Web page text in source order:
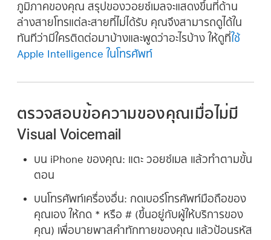
ภูมิภาคของคุณ สรุปของวอยซ์เมลจะแสดงขึ้นที่ด้าน
ล่างสายโทรแต่ละสายที่ไม่ได้รับ คุณจึงสามารถดูได้ใน
ทันทีว่ามีใครติดต่อมาบ้างและพูดว่าอะไรบ้าง ให้ดูที่ใช้
Apple Intelligence ในโทรศัพท์
ตรวจสอบข้อความของคุณเมื่อไม่มี
Visual Voicemail
บน iPhone ของคุณ: แตะ วอยซ์เมล แล้วทำตามขั้น
ตอน
บนโทรศัพท์เครื่องอื่น: กดเบอร์โทรศัพท์มือถือของ
คุณเอง ให้กด * หรือ # (ขึ้นอยู่กับผู้ให้บริการของ
คุณ) เพื่อบายพาสคำทักทายของคุณ แล้วป้อนรหัส